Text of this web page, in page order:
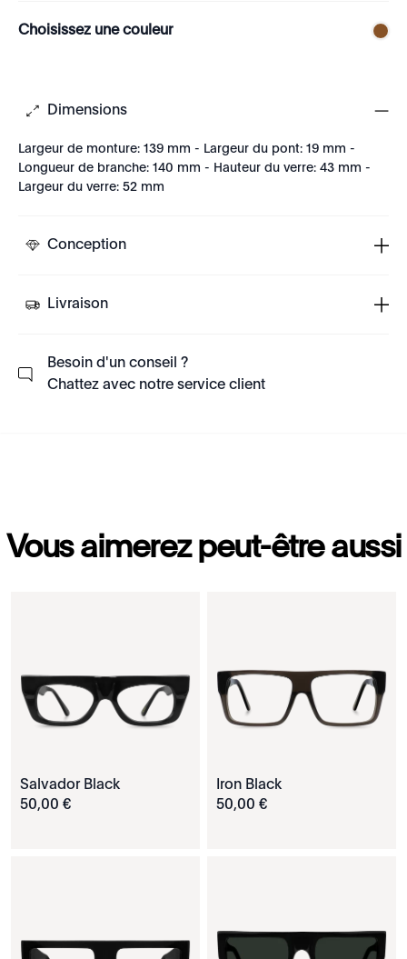
Choisissez une couleur
Dimensions
Largeur de monture: 139 mm - Largeur du pont: 19 mm -
Longueur de branche: 140 mm - Hauteur du verre: 43 mm -
Largeur du verre: 52 mm
Conception
Livraison
Besoin d'un conseil ?
Chattez avec notre service client
Vous aimerez peut-être aussi
Salvador Black
50,00 €
Iron Black
50,00 €